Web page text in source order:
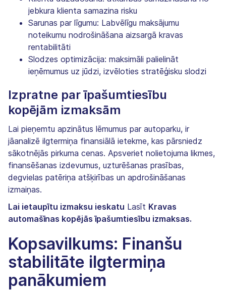
jebkura klienta samazina risku
Sarunas par līgumu: Labvēlīgu maksājumu
noteikumu nodrošināšana aizsargā kravas
rentabilitāti
Slodzes optimizācija: maksimāli palielināt
ieņēmumus uz jūdzi, izvēloties stratēģisku slodzi
Izpratne par īpašumtiesību
kopējām izmaksām
Lai pieņemtu apzinātus lēmumus par autoparku, ir
jāanalizē ilgtermiņa finansiālā ietekme, kas pārsniedz
sākotnējās pirkuma cenas. Apsveriet nolietojuma likmes,
finansēšanas izdevumus, uzturēšanas prasības,
degvielas patēriņa atšķirības un apdrošināšanas
izmaiņas.
Lai ietaupītu izmaksu ieskatu Lasīt Kravas
automašīnas kopējās īpašumtiesību izmaksas.
Kopsavilkums: Finanšu
stabilitāte ilgtermiņa
panākumiem